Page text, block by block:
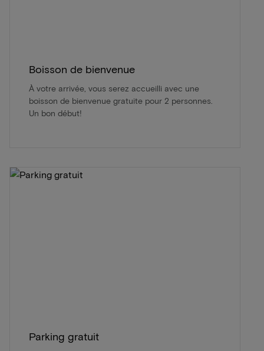
Boisson de bienvenue
À votre arrivée, vous serez accueilli avec une
boisson de bienvenue gratuite pour 2 personnes.
Un bon début!
Parking gratuit